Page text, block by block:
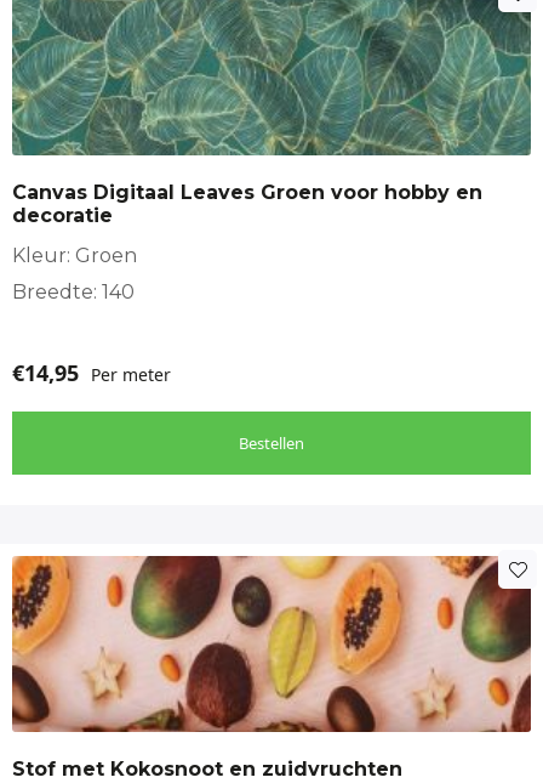
Canvas Digitaal Leaves Groen voor hobby en
decoratie
Kleur: Groen
Breedte: 140
€14,95 Per meter
Bestellen
Stof met Kokosnoot en zuidvruchten